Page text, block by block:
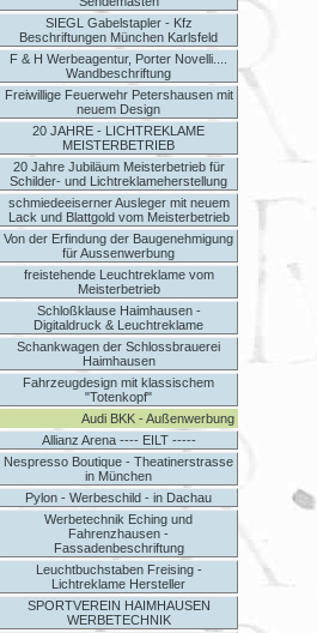
SIEGL Gabelstapler - Kfz
Beschriftungen München Karlsfeld
F & H Werbeagentur, Porter Novelli....
Wandbeschriftung
Freiwillige Feuerwehr Petershausen mit
neuem Design
20 JAHRE - LICHTREKLAME
MEISTERBETRIEB
20 Jahre Jubiläum Meisterbetrieb für
Schilder- und Lichtreklameherstellung
schmiedeeiserner Ausleger mit neuem
Lack und Blattgold vom Meisterbetrieb
Von der Erfindung der Baugenehmigung
für Aussenwerbung
freistehende Leuchtreklame vom
Meisterbetrieb
Schloßklause Haimhausen -
Digitaldruck & Leuchtreklame
Schankwagen der Schlossbrauerei
Haimhausen
Fahrzeugdesign mit klassischem
"Totenkopf"
Audi BKK - Außenwerbung
Allianz Arena ---- EILT -----
Nespresso Boutique - Theatinerstrasse
in München
Pylon - Werbeschild - in Dachau
Werbetechnik Eching und
Fahrenzhausen -
Fassadenbeschriftung
Leuchtbuchstaben Freising -
Lichtreklame Hersteller
SPORTVEREIN HAIMHAUSEN
WERBETECHNIK